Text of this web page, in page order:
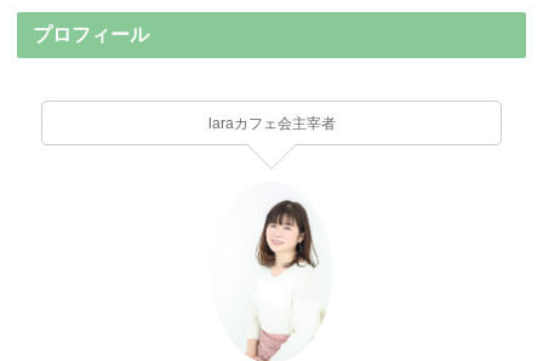
プロフィール
laraカフェ会主宰者